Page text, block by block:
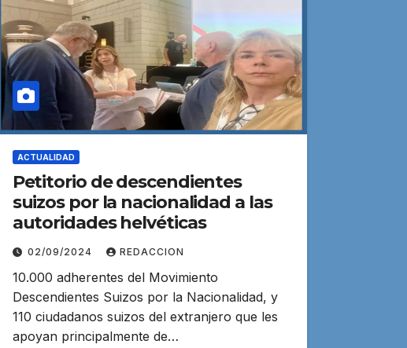
ACTUALIDAD
Petitorio de descendientes
suizos por la nacionalidad a las
autoridades helvéticas
02/09/2024 REDACCION
10.000 adherentes del Movimiento
Descendientes Suizos por la Nacionalidad, y
110 ciudadanos suizos del extranjero que les
apoyan principalmente de…